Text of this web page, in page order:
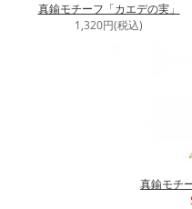
真鍮モチーフ「カエデの実」
1,320円(税込)
真鍮モチ